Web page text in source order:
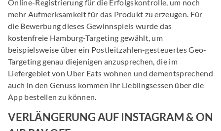
Online-Registrierung für die Erfolgskontrolle, um noch
mehr Aufmerksamkeit für das Produkt zu erzeugen. Für
die Bewerbung dieses Gewinnspiels wurde das
kostenfreie Hamburg-Targeting gewählt, um
beispielsweise über ein Postleitzahlen-gesteuertes Geo-
Targeting genau diejenigen anzusprechen, die im
Liefergebiet von Uber Eats wohnen und dementsprechend
auch in den Genuss kommen ihr Lieblingsessen über die
App bestellen zu können.
VERLÄNGERUNG AUF INSTAGRAM & ON